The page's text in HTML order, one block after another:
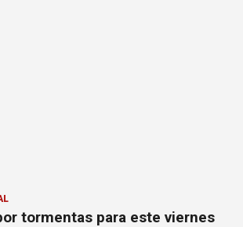
tormentas para este viernes